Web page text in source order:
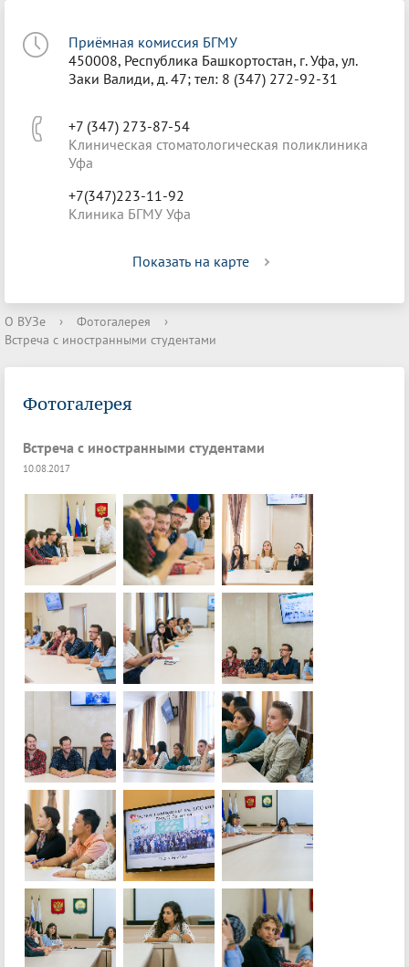
Приёмная комиссия БГМУ
450008, Республика Башкортостан, г. Уфа, ул.
Заки Валиди, д. 47; тел: 8 (347) 272-92-31
+7 (347) 273-87-54
Клиническая стоматологическая поликлиника
Уфа
+7(347)223-11-92
Клиника БГМУ Уфа
Показать на карте
О ВУЗе › Фотогалерея
›
Встреча с иностранными студентами
Фотогалерея
Встреча с иностранными студентами
10.08.2017